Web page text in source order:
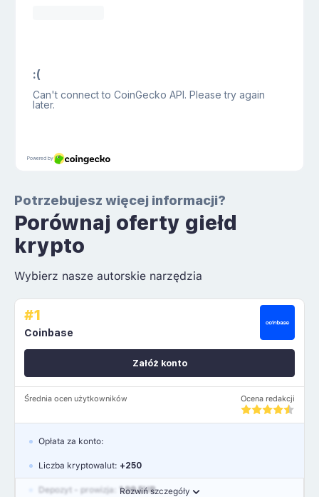
Potrzebujesz więcej informacji?
Porównaj oferty giełd
krypto
Wybierz nasze autorskie narzędzia
#1
Coinbase
Średnia ocen użytkowników Ocena redakcji
Załóż konto
Rozwiń szczegóły
Opłata za konto:
Liczba kryptowalut: +250
Depozyt - prowizja: 1.99 EUR